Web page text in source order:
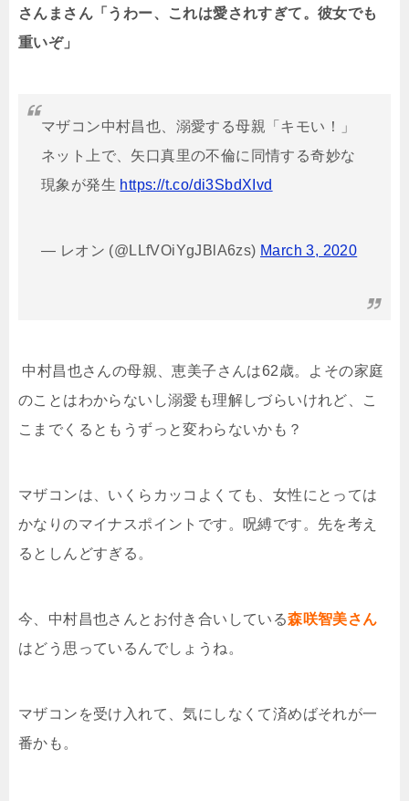
さんまさん「うわー、これは愛されすぎて。彼女でも
重いぞ」
マザコン中村昌也、溺愛する母親「キモい！」
ネット上で、矢口真里の不倫に同情する奇妙な
現象が発生 https://t.co/di3SbdXIvd
— レオン (@LLfVOiYgJBlA6zs) March 3, 2020
中村昌也さんの母親、恵美子さんは62歳。よその家庭
のことはわからないし溺愛も理解しづらいけれど、こ
こまでくるともうずっと変わらないかも？
マザコンは、いくらカッコよくても、女性にとっては
かなりのマイナスポイントです。呪縛です。先を考え
るとしんどすぎる。
今、中村昌也さんとお付き合いしている森咲智美さん
はどう思っているんでしょうね。
マザコンを受け入れて、気にしなくて済めばそれが一
番かも。